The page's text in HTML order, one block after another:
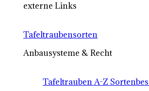
externe Links
Tafeltraubensorten
Anbausysteme & Recht
Tafeltrauben A-Z